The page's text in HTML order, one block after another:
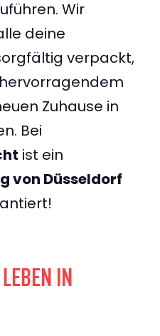
Wir
deine
verpackt,
Zuhause in
Bei
ist ein
von Düsseldorf
IN